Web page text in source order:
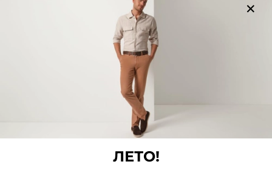
-67%
арт.
ЛЕТО!